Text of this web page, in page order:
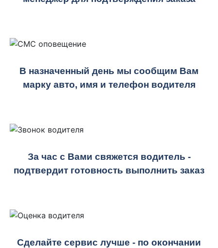
В назначенный день мы сообщим Вам
марку авто, имя и телефон водителя
За час с Вами свяжется водитель -
подтвердит готовность выполнить заказ
Сделайте сервис лучше - по окончании